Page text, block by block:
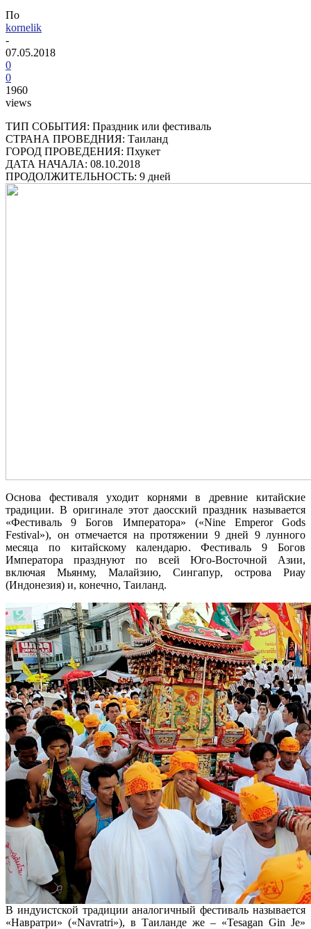
По
kornelik
-
07.05.2018
0
0
1960
views
ТИП СОБЫТИЯ: Праздник или фестиваль
СТРАНА ПРОВЕДНИЯ: Таиланд
ГОРОД ПРОВЕДЕНИЯ: Пхукет
ДАТА НАЧАЛА: 08.10.2018
ПРОДОЛЖИТЕЛЬНОСТЬ: 9 дней
Основа фестиваля уходит корнями в древние китайские
традиции. В оригинале этот даосский праздник называется
«Фестиваль 9 Богов Императора» («Nine Emperor Gods
Festival»), он отмечается на протяжении 9 дней 9 лунного
месяца по китайскому календарю. Фестиваль 9 Богов
Императора празднуют по всей Юго-Восточной Азии,
включая Мьянму, Малайзию, Сингапур, острова Риау
(Индонезия) и, конечно, Таиланд.
В индуистской традиции аналогичный фестиваль называется
«Навратри» («Navratri»), в Таиланде же – «Tesagan Gin Je»